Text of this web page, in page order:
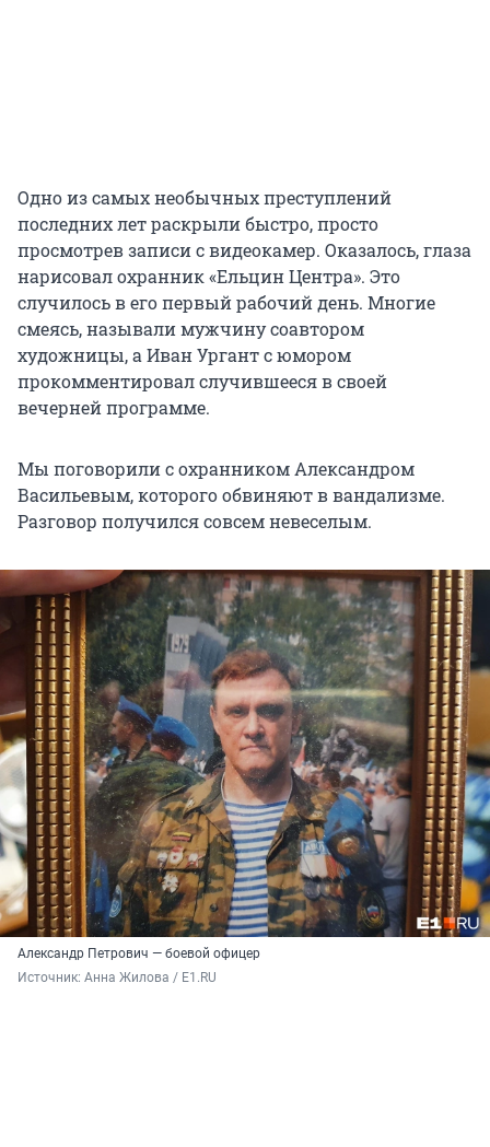
Одно из самых необычных преступлений
последних лет раскрыли быстро, просто
просмотрев записи с видеокамер. Оказалось, глаза
нарисовал охранник «Ельцин Центра». Это
случилось в его первый рабочий день. Многие
смеясь, называли мужчину соавтором
художницы, а Иван Ургант с юмором
прокомментировал случившееся в своей
вечерней программе.
Мы поговорили с охранником Александром
Васильевым, которого обвиняют в вандализме.
Разговор получился совсем невеселым.
Александр Петрович — боевой офицер
Источник: Анна Жилова / E1.RU